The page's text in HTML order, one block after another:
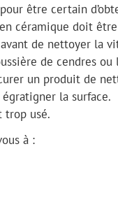
être certain
céramique doit être
de nettoyer la
de cendres ou
un produit de
la surface.
trop usé.
à :